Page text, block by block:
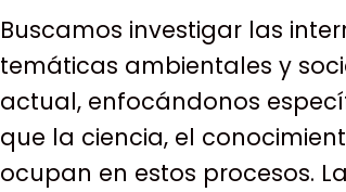
Buscamos investigar las
temáticas ambientales y
actual, enfocándonos
que la ciencia, el
ocupan en estos procesos.